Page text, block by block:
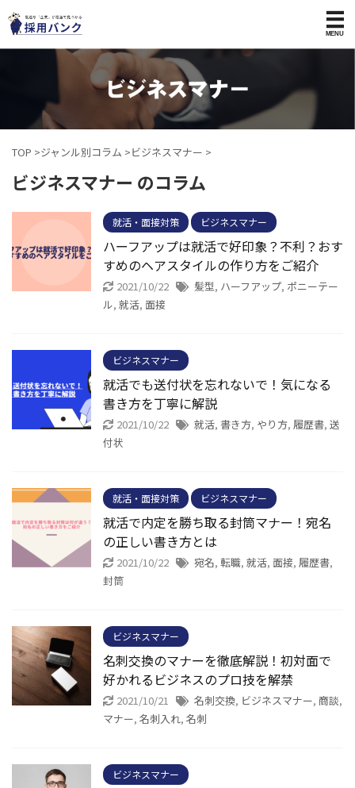
TOP >ジャンル別コラム >ビジネスマナー >
ビジネスマナー のコラム
就活・面接対策 ビジネスマナー
ハーフアップは就活で好印象？不利？おす
すめのヘアスタイルの作り方をご紹介
2021/10/22 髪型, ハーフアップ, ポニーテー
ル, 就活, 面接
ビジネスマナー
就活でも送付状を忘れないで！気になる
書き方を丁寧に解説
2021/10/22 就活, 書き方, やり方, 履歴書, 送
付状
就活・面接対策 ビジネスマナー
就活で内定を勝ち取る封筒マナー！宛名
の正しい書き方とは
2021/10/22 宛名, 転職, 就活, 面接, 履歴書,
封筒
ビジネスマナー
名刺交換のマナーを徹底解説！初対面で
好かれるビジネスのプロ技を解禁
2021/10/21 名刺交換, ビジネスマナー, 商談,
マナー, 名刺入れ, 名刺
ビジネスマナー